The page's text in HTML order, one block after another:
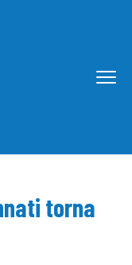
torna